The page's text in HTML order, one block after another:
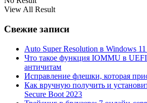
View All Result
Свежие записи
Auto Super Resolution в Windows
Что такое функция IOMMU в
античитам
Исправление флешки, которая
Как вручную получить и
Secure Boot 2023